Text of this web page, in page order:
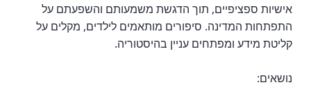
אישיות ספציפיים, תוך הדגשת משמעותם והשפעתם על
התפתחות המדינה. סיפורים מותאמים לילדים, מקלים על
קליטת מידע ומפתחים עניין בהיסטוריה.
נושאים: